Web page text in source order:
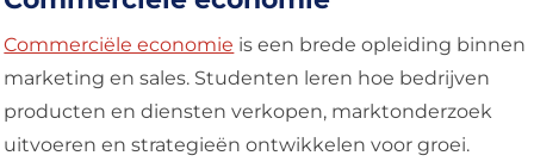
Commerciële economie is een brede opleiding binnen
marketing en sales. Studenten leren hoe bedrijven
producten en diensten verkopen, marktonderzoek
uitvoeren en strategieën ontwikkelen voor groei.